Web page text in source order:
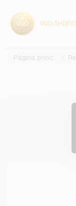
Página principal